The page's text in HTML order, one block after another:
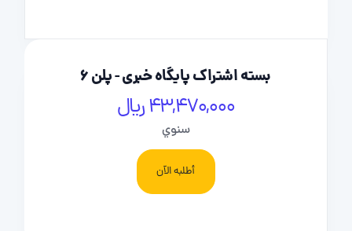
بسته اشتراک پایگاه خبری - پلن 6
43,470,000 ریال
سنوي
أطلبه الآن